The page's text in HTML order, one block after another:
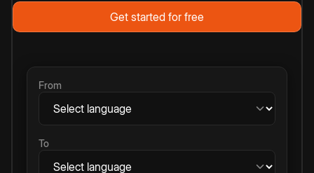
Get started for free
From
To